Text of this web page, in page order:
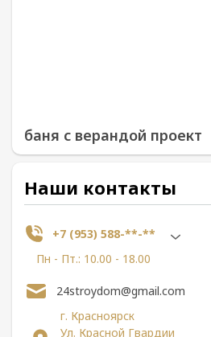
баня с верандой проект
Наши контакты
+7 (953) 588-**-**
Пн - Пт.: 10.00 - 18.00
г. Красноярск
Ул. Красной Гвардии
24stroydom@gmail.com